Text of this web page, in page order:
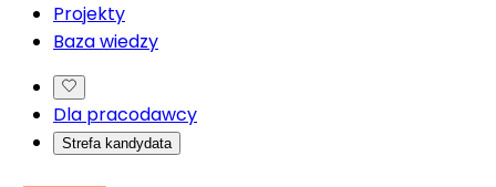
Projekty
Baza wiedzy
Dla pracodawcy
Strefa kandydata